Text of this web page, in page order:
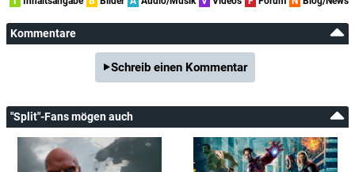
Kommentare
Schreib einen Kommentar
"Split"-Fans mögen auch